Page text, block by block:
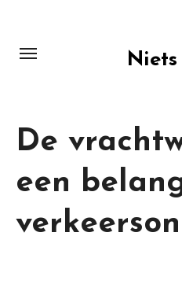
content
Niets
De
een